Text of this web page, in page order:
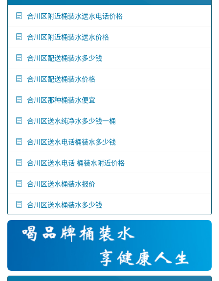
合川区附近桶装水送水电话价格
合川区附近桶装水送水价格
合川区配送桶装水多少钱
合川区配送桶装水价格
合川区那种桶装水便宜
合川区送水纯净水多少钱一桶
合川区送水电话桶装水多少钱
合川区送水电话 桶装水附近价格
合川区送水桶装水报价
合川区送水桶装水多少钱